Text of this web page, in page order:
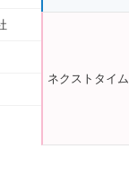
ネクストタイム